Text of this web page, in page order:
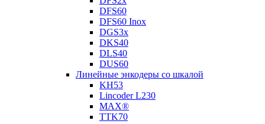
DFS60
DFS60 Inox
DGS3x
DKS40
DLS40
DUS60
Линейные энкодеры со шкалой
KH53
Lincoder L230
MAX®
TTK70